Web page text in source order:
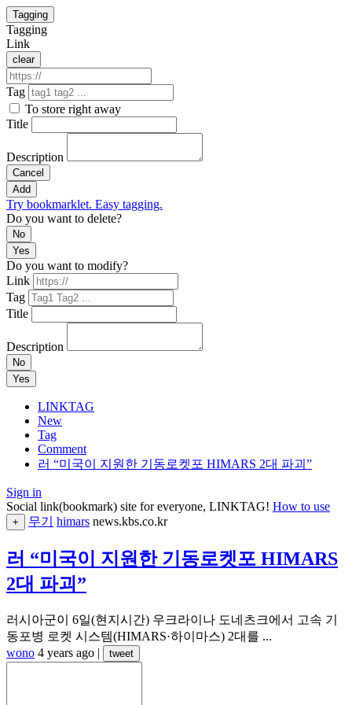
Tagging
Tagging
Link
clear
Tag
To store right away
Title
Description
Cancel
Add
Try bookmarklet. Easy tagging.
Do you want to delete?
No
Yes
Do you want to modify?
Link
Tag
Title
Description
No
Yes
LINKTAG
New
Tag
Comment
러 “미국이 지원한 기동로켓포 HIMARS 2대 파괴”
Sign in
Social link(bookmark) site for everyone, LINKTAG! How to use
+ 무기 himars news.kbs.co.kr
러 “미국이 지원한 기동로켓포 HIMARS
2대 파괴”
러시아군이 6일(현지시간) 우크라이나 도네츠크에서 고속 기
동포병 로켓 시스템(HIMARS·하이마스) 2대를 ...
wono 4 years ago | tweet